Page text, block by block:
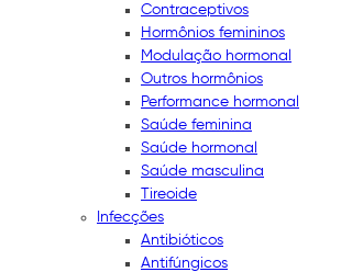
Contraceptivos
Hormônios femininos
Modulação hormonal
Outros hormônios
Performance hormonal
Saúde feminina
Saúde hormonal
Saúde masculina
Tireoide
Infecções
Antibióticos
Antifúngicos